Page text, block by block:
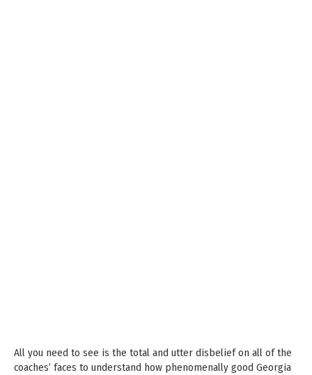
All you need to see is the total and utter disbelief on all of the
coaches’ faces to understand how phenomenally good Georgia